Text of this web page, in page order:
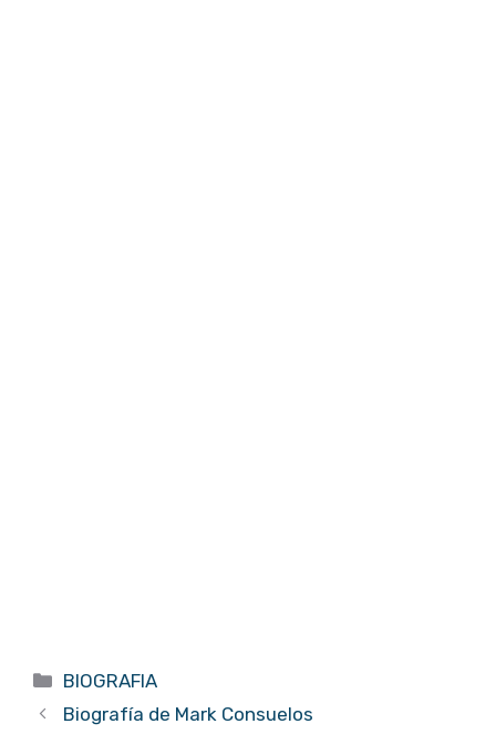
Categorías
BIOGRAFIA
Biografía de Mark Consuelos